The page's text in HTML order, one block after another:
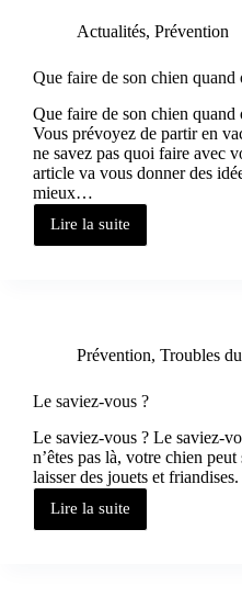
Actualités, Prévention
Que faire de son chien quand
Que faire de son chien quand
Vous prévoyez de partir en
ne savez pas quoi faire avec
article va vous donner des
mieux…
Lire la suite
Prévention, Troubles
Le saviez-vous ?
Le saviez-vous ? Le saviez-
n’êtes pas là, votre chien peut
laisser des jouets et
Lire la suite